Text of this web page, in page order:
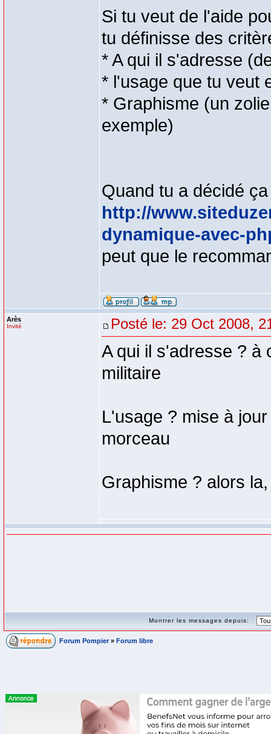
Si tu veut de l'aide
tu définisse des
* A qui il s'adresse
* l'usage que tu veut
* Graphisme (un
exemple)
Quand tu a décidé
http://
dynamique-avec-
peut que le
Arès
Invité Posté le: 29 Oct 2008,
A qui il s'adresse ? à
militaire
L'usage ? mise à
morceau
Graphisme ? alors
Montrer les messages depuis:
Forum Pompier » Forum libre